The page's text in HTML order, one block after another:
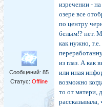
Сообщений: 85
Статус: Offline
изречении -
озере все
по центру
белым!? нет.
как нужно,
из глаз. А как
или иная
возможно
то от матери,
рассказывала,